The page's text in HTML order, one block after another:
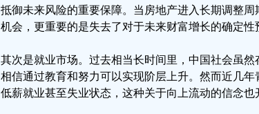
抵御未来风险的重要保障。当房地产进入长期调整
机会，更重要的是失去了对于未来财富增长的确定性
其次是就业市场。过去相当长时间里，中国社会虽
相信通过教育和努力可以实现阶层上升。然而近几
低薪就业甚至失业状态，这种关于向上流动的信念也